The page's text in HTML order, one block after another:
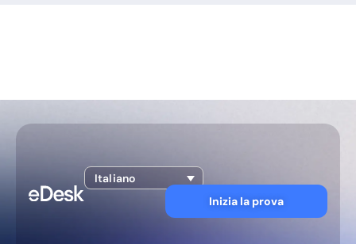
Italiano
Inizia la prova